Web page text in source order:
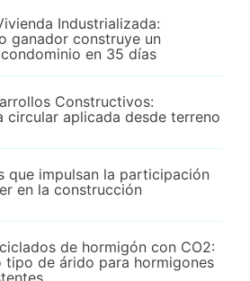
Industrializada:
ganador construye un
en 35 días
Constructivos:
circular aplicada desde terreno
que impulsan la participación
en la construcción
de hormigón con CO2:
tipo de árido para hormigones